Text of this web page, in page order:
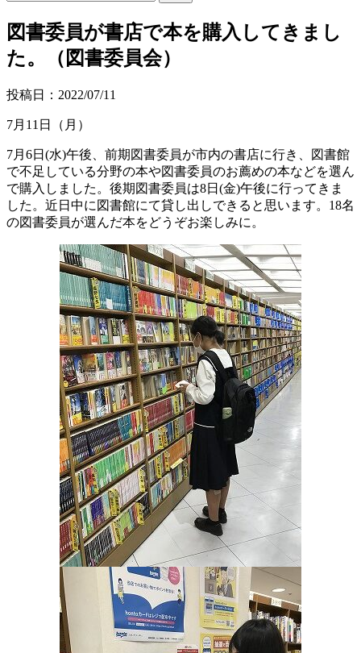
図書委員が書店で本を購入してきまし
た。（図書委員会）
投稿日：2022/07/11
7月11日（月）
7月6日(水)午後、前期図書委員が市内の書店に行き、図書館
で不足している分野の本や図書委員のお薦めの本などを選ん
で購入しました。後期図書委員は8日(金)午後に行ってきま
した。近日中に図書館にて貸し出しできると思います。18名
の図書委員が選んだ本をどうぞお楽しみに。